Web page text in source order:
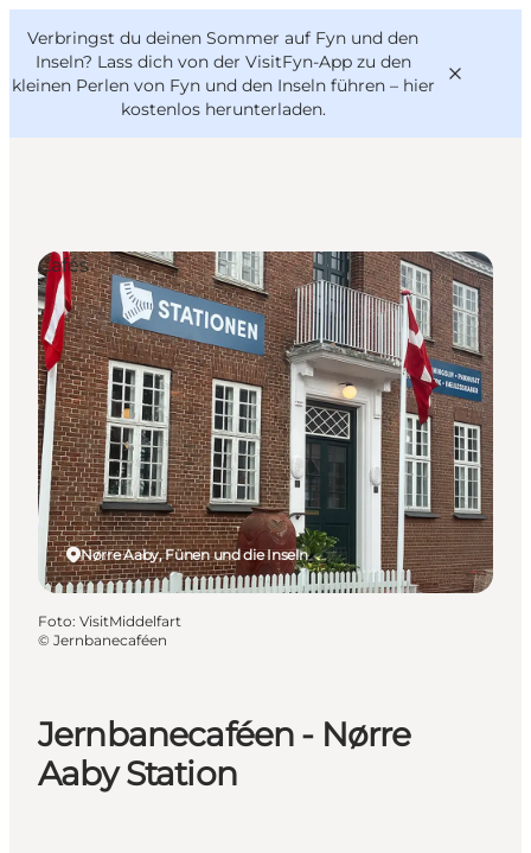
Verbringst du deinen Sommer auf Fyn und den
Inseln? Lass dich von der VisitFyn-App zu den
kleinen Perlen von Fyn und den Inseln führen – hier
kostenlos herunterladen.
Reise Ideen
Outdoor & bike
Essen & trinken
Übernachtung
VisitFyn
Deutsch
Jernbanecaféen - Nørre
Aaby Station
Nørre Aaby, Fünen und die Inseln
Cafés
Foto: VisitMiddelfart
© Jernbanecaféen